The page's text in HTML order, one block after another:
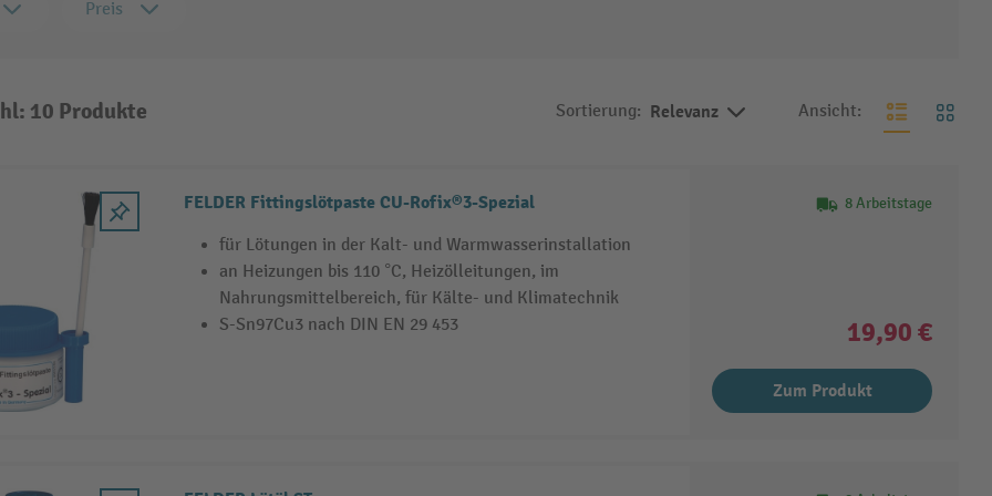
Preis
10 Produkte Sortierung: Relevanz Ansicht:
FELDER Fittingslötpaste CU-Rofix®3-Spezial
für Lötungen in der Kalt- und Warmwasserinstallation
an Heizungen bis 110 °C, Heizölleitungen, im
Nahrungsmittelbereich, für Kälte- und Klimatechnik
S-Sn97Cu3 nach DIN EN 29 453
8 Arbeitstage
19,90 €
Zum Produkt